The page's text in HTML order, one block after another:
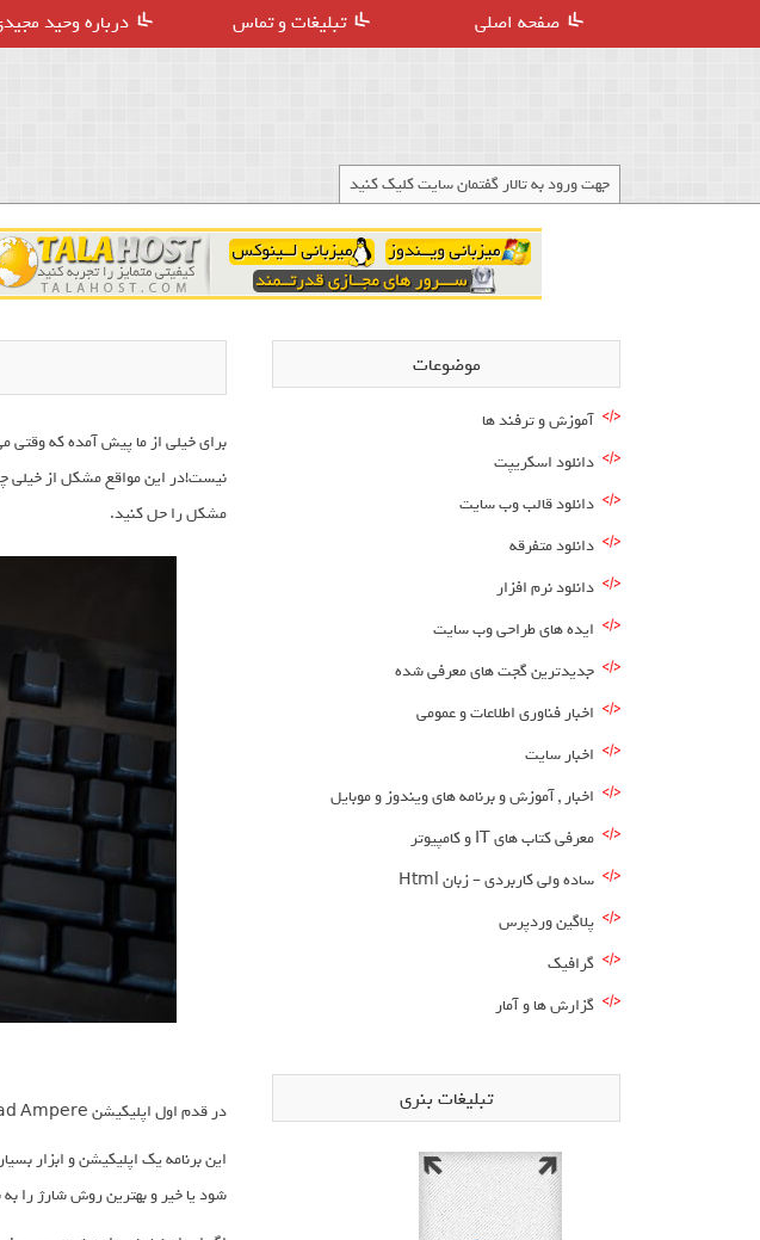
صفحه اصلی تبلیغات و تماس درباره وحید
جهت ورود به تالار گفتمان سایت کلیک کنید
برای خیلی از ما پیش آمده که وقتی
مشکل را حل کنید.
در قدم اول اپلیکیشن Download Ampere را دانلود و نصب کنید.
این برنامه یک اپلیکیشن و ابزار
شود یا خیر و بهترین روش شارژ را به
موضوعات
آموزش و ترفند ها
دانلود اسکریپت
دانلود قالب وب سایت
دانلود متفرقه
دانلود نرم افزار
ایده های طراحی وب سایت
جدیدترین گجت های معرفی شده
اخبار فناوری اطلاعات و عمومی
اخبار سایت
اخبار , آموزش و برنامه های ویندوز و موبایل
معرفی کتاب های IT و کامپیوتر
ساده ولی کاربردی – زبان Html
پلاگین وردپرس
گرافیک
گزارش ها و آمار
تبلیغات بنری